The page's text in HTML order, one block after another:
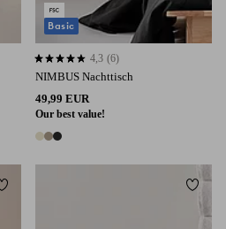
NIMBUS Nachttisch
49,99 EUR
Our best value!
3 Farben
4,3 basierend auf 6 Bewertungen
4,3 (6)
Basic
Zu Favoriten hinzufügen Zu